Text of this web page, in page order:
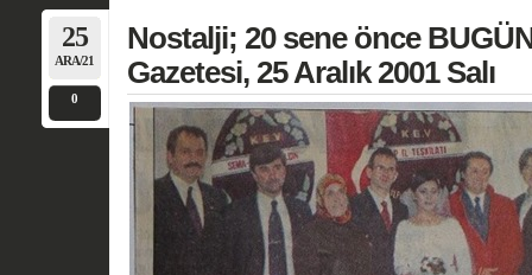
25
ARA/21
0
Nostalji; 20 sene önce
Gazetesi, 25 Aralık 2001 Salı